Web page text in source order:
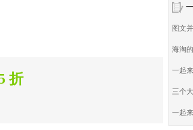
折
图文
海淘
一起
三个
一起